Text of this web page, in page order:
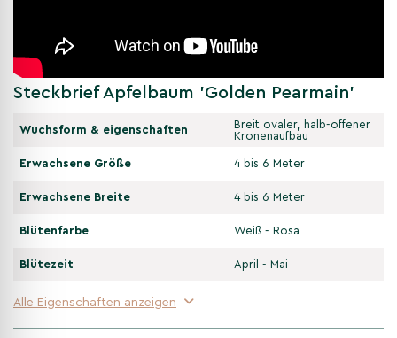
Steckbrief Apfelbaum 'Golden Pearmain'
Wuchsform & eigenschaften
Breit ovaler, halb-offener
Kronenaufbau
Erwachsene Größe 4 bis 6 Meter
Erwachsene Breite 4 bis 6 Meter
Blütenfarbe Weiß - Rosa
Blütezeit April - Mai
Alle Eigenschaften anzeigen